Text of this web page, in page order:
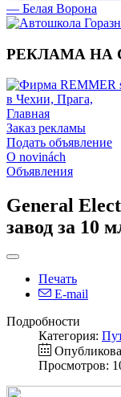
РЕКЛАМА НА
Главная
Заказ рекламы
Подать объявление
O novinách
Объявления
General
завод за 10
Печать
E-mail
Подробности
Категория:
Просмотров: